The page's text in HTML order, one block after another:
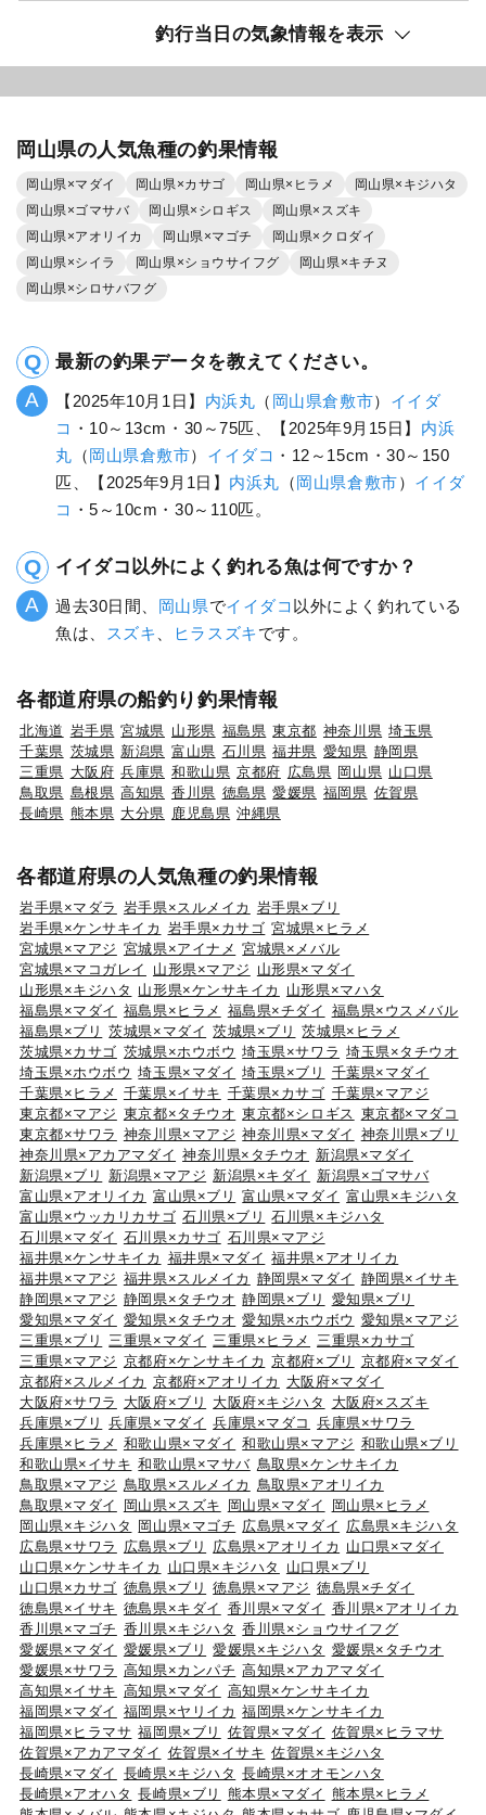
釣行当日の気象情報を表示
岡山県の人気魚種の釣果情報
岡山県×マダイ 岡山県×カサゴ 岡山県×ヒラメ
岡山県×キジハタ
岡山県×ゴマサバ
岡山県×シロギス
岡山県×スズキ
岡山県×アオリイカ
岡山県×マゴチ
岡山県×クロダイ
岡山県×シイラ
岡山県×ショウサイフグ
岡山県×キチヌ
岡山県×シロサバフグ
最新の釣果データを教えてください。
【2025年10月1日】 内浜丸 （ 岡山県倉敷市） イイダ
コ ・10～13cm・30～75匹、【2025年9月15日】 内浜
丸 （岡山県倉敷市） イイダコ ・12～15cm・30～150
匹、【2025年9月1日】 内浜丸 （岡山県倉敷市） イイダ
コ ・5～10cm・30～110匹。
イイダコ以外によく釣れる魚は何ですか？
過去30日間、 岡山県でイイダコ 以外によく釣れている
魚は、
スズキ ヒラスズキです。
各都道府県の船釣り釣果情報
北海道 岩手県 宮城県 山形県 福島県 東京都 神奈川県 埼玉県
千葉県 茨城県 新潟県 富山県 石川県 福井県 愛知県 静岡県
三重県 大阪府 兵庫県 和歌山県 京都府 広島県 岡山県 山口県
鳥取県 島根県 高知県 香川県 徳島県 愛媛県 福岡県 佐賀県
長崎県 熊本県 大分県 鹿児島県 沖縄県
各都道府県の人気魚種の釣果情報
岩手県×マダラ 岩手県×スルメイカ 岩手県×ブリ
岩手県×ケンサキイカ 岩手県×カサゴ 宮城県×ヒラメ
宮城県×マアジ 宮城県×アイナメ 宮城県×メバル
宮城県×マコガレイ
山形県×マアジ 山形県×マダイ
山形県×キジハタ 山形県×ケンサキイカ
山形県×マハタ
福島県×マダイ 福島県×ヒラメ 福島県×チダイ 福島県×ウスメバル
福島県×ブリ
茨城県×マダイ 茨城県×ブリ
茨城県×ヒラメ
茨城県×カサゴ 茨城県×ホウボウ 埼玉県×サワラ 埼玉県×タチウオ
埼玉県×ホウボウ 埼玉県×マダイ 埼玉県×ブリ
千葉県×マダイ
千葉県×ヒラメ 千葉県×イサキ 千葉県×カサゴ 千葉県×マアジ
東京都×マアジ 東京都×タチウオ 東京都×シロギス 東京都×マダコ
東京都×サワラ 神奈川県×マアジ 神奈川県×マダイ 神奈川県×ブリ
神奈川県×アカアマダイ 神奈川県×タチウオ 新潟県×マダイ
新潟県×ブリ
新潟県×マアジ 新潟県×キダイ
新潟県×ゴマサバ
富山県×アオリイカ 富山県×ブリ 富山県×マダイ 富山県×キジハタ
富山県×ウッカリカサゴ 石川県×ブリ
石川県×キジハタ
石川県×マダイ 石川県×カサゴ 石川県×マアジ
福井県×ケンサキイカ 福井県×マダイ 福井県×アオリイカ
福井県×マアジ 福井県×スルメイカ 静岡県×マダイ 静岡県×イサキ
静岡県×マアジ 静岡県×タチウオ 静岡県×ブリ
愛知県×ブリ
愛知県×マダイ 愛知県×タチウオ 愛知県×ホウボウ 愛知県×マアジ
三重県×ブリ
三重県×マダイ 三重県×ヒラメ
三重県×カサゴ
三重県×マアジ 京都府×ケンサキイカ 京都府×ブリ
京都府×マダイ
京都府×スルメイカ 京都府×アオリイカ
大阪府×マダイ
大阪府×サワラ
大阪府×ブリ 大阪府×キジハタ
大阪府×スズキ
兵庫県×ブリ
兵庫県×マダイ 兵庫県×マダコ
兵庫県×サワラ
兵庫県×ヒラメ 和歌山県×マダイ 和歌山県×マアジ 和歌山県×ブリ
和歌山県×イサキ 和歌山県×マサバ 鳥取県×ケンサキイカ
鳥取県×マアジ 鳥取県×スルメイカ
鳥取県×アオリイカ
鳥取県×マダイ
岡山県×スズキ 岡山県×マダイ
岡山県×ヒラメ
岡山県×キジハタ
岡山県×マゴチ 広島県×マダイ 広島県×キジハタ
広島県×サワラ
広島県×ブリ 広島県×アオリイカ 山口県×マダイ
山口県×ケンサキイカ
山口県×キジハタ
山口県×ブリ
山口県×カサゴ 徳島県×ブリ 徳島県×マアジ 徳島県×チダイ
徳島県×イサキ 徳島県×キダイ 香川県×マダイ 香川県×アオリイカ
香川県×マゴチ 香川県×キジハタ 香川県×ショウサイフグ
愛媛県×マダイ 愛媛県×ブリ 愛媛県×キジハタ 愛媛県×タチウオ
愛媛県×サワラ 高知県×カンパチ 高知県×アカアマダイ
高知県×イサキ 高知県×マダイ 高知県×ケンサキイカ
福岡県×マダイ 福岡県×ヤリイカ 福岡県×ケンサキイカ
福岡県×ヒラマサ 福岡県×ブリ 佐賀県×マダイ 佐賀県×ヒラマサ
佐賀県×アカアマダイ 佐賀県×イサキ 佐賀県×キジハタ
長崎県×マダイ 長崎県×キジハタ 長崎県×オオモンハタ
長崎県×アオハタ 長崎県×ブリ 熊本県×マダイ 熊本県×ヒラメ